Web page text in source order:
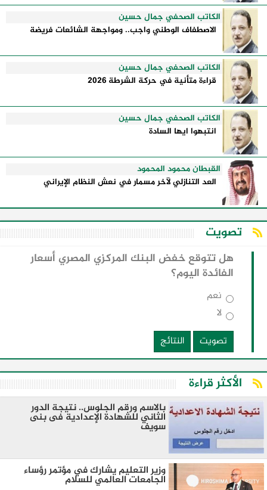
الكاتب الصحفي جمال حسين
الاصطفاف الوطني واجب.. ومواجهة الشائعات فريضة
الكاتب الصحفي جمال حسين
قراءة متأنية في حركة الشرطة 2026
الكاتب الصحفي جمال حسين
انتبهوا ايها السادة
القبطان محمود المحمود
العد التنازلي لآخر مسمار في نعش النظام الإيراني
تصويت
هل تتوقع خفض البنك المركزي المصري أسعار
الفائدة اليوم؟
نعم
لا
تصويت
النتائج
الأكثر قراءة
بالاسم ورقم الجلوس.. نتيجة الدور
الثاني للشهادة الإعدادية فى بنى
سويف
وزير التعليم يشارك في مؤتمر رؤساء
الجامعات العالمي للسلام